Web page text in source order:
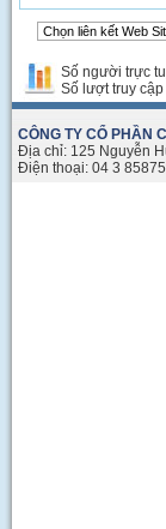
Số người trực
Số lượt truy cập
CÔNG TY CỔ PHẦN
Địa chỉ: 125 Nguyễn
Điện thoại: 04 3